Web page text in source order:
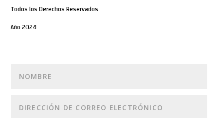
Todos los Derechos Reservados
Año 2024